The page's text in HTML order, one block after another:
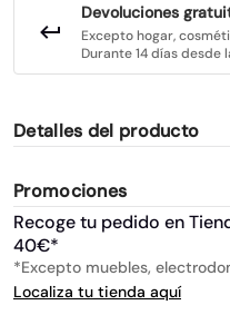
Devoluciones
Excepto hogar,
Durante 14 días desde
Detalles del producto
Promociones
Recoge tu pedido en
40€*
*Excepto muebles,
Localiza tu tienda aquí